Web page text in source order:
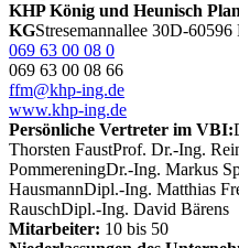
KHP König und Heunisch
KGStresemannallee 30D-60596
069 63 00 08 0
069 63 00 08 66
ffm@khp-ing.de
www.khp-ing.de
Persönliche Vertreter im VBI:
Thorsten FaustProf. Dr.-Ing.
PommereningDr.-Ing. Markus
HausmannDipl.-Ing. Matthias
RauschDipl.-Ing. David Bärens
Mitarbeiter: 10 bis 50